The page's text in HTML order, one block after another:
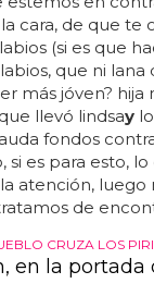
cara, de que te
(si es que
que ni lana
más jóven? hija
llevó lindsay
fondos
si es para esto,
atención, luego
de
CRUZA LOS
en la portada